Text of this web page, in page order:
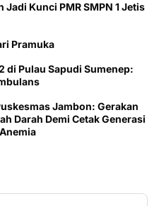
Kunci PMR SMPN 1 Jetis
Pramuka
di Pulau Sapudi Sumenep:
Jambon: Gerakan
Darah Demi Cetak Generasi